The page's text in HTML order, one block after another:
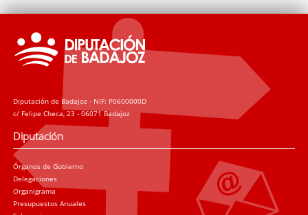
Diputación de Badajoz - NIF: P0600000D
c/ Felipe Checa, 23 - 06071 Badajoz
Diputación
Órganos de Gobierno
Delegaciones
Organigrama
Presupuestos Anuales